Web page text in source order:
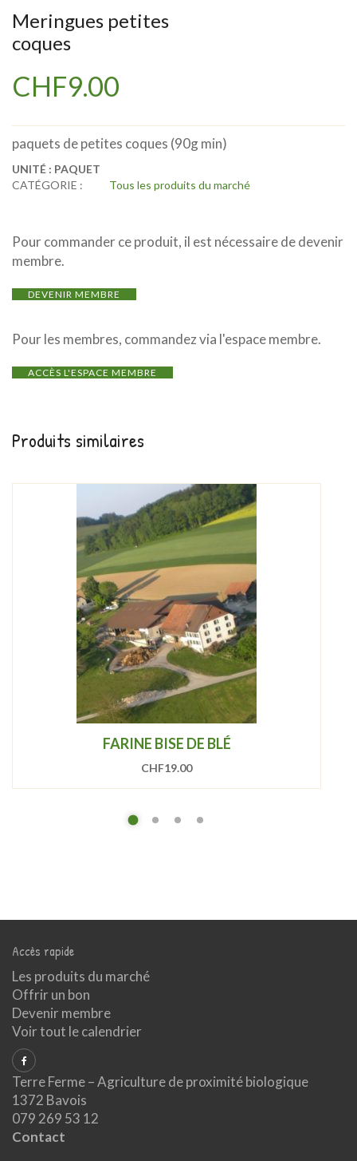
Meringues petites
coques
CHF9.00
paquets de petites coques (90g min)
UNITÉ : PAQUET
CATÉGORIE :
Tous les produits du marché
Pour commander ce produit, il est nécessaire de devenir
membre.
DEVENIR MEMBRE
Pour les membres, commandez via l'espace membre.
ACCÈS L'ESPACE MEMBRE
Produits similaires
FARINE BISE DE BLÉ
CHF19.00
Accès rapide
Les produits du marché
Offrir un bon
Devenir membre
Voir tout le calendrier
Terre Ferme – Agriculture de proximité biologique
1372 Bavois
079 269 53 12
Contact